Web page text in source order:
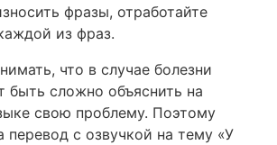
фразы, отработайте
из фраз.
что в случае болезни
быть сложно объяснить на
свою проблему. Поэтому
перевод с озвучкой на тему «У